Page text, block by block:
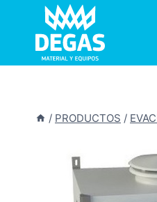
contenido
/ PRODUCTOS /